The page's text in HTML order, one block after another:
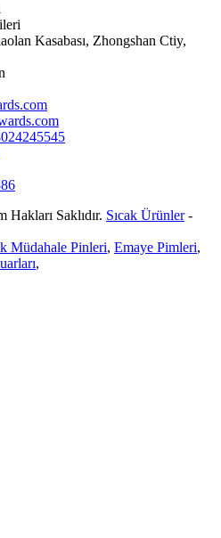
Kasabası, Zhongshan Ctiy,
Saklıdır. Sıcak Ürünler-
Müdahale Pinleri, Emaye Pimleri,
,